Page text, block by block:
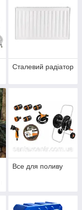
Сталевий радіатор
Все для поливу